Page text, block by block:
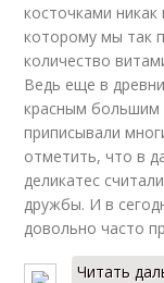
косточками никак
которому мы так
количество
Ведь еще в
красным большим
приписывали
отметить, что в
деликатес
дружбы. И в
довольно часто
Читать